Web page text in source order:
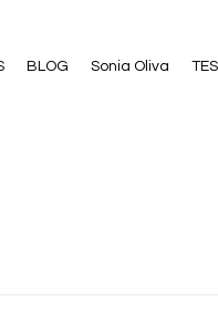
BLOG Sonia Oliva